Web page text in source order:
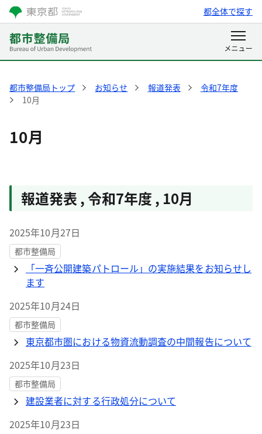
都全体で探す
都市整備局トップ お知らせ 報道発表
令和7年度
10月
10月
報道発表 ,令和7年度 , 10月
2025年10月27日
都市整備局
「一斉公開建築パトロール」の実施結果をお知らせし
ます
2025年10月24日
都市整備局
東京都市圏における物資流動調査の中間報告について
2025年10月23日
都市整備局
建設業者に対する行政処分について
2025年10月23日